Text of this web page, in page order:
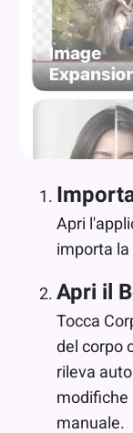
Apri
importa
Apri il
Tocca
del corpo
rileva
modifiche
manuale.